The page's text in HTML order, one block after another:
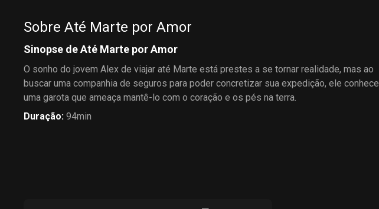
Sobre Até Marte por Amor
Sinopse de Até Marte por Amor
O sonho do jovem Alex de viajar até Marte está prestes a se tornar realidade, mas ao
buscar uma companhia de seguros para poder concretizar sua expedição, ele conhece
uma garota que ameaça mantê-lo com o coração e os pés na terra.
Duração: 94min